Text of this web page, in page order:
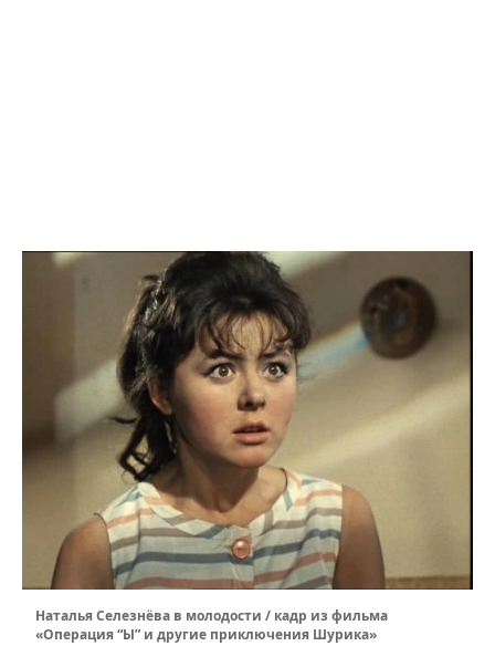
Наталья Селезнёва в молодости / кадр из фильма
«Операция “Ы” и другие приключения Шурика»